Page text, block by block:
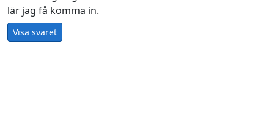
lär jag få komma in.
Visa svaret